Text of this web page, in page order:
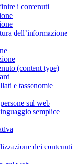
i contenuti
dell’informazione
(content type)
e tassonomie
sul web
semplice
dei contenuti